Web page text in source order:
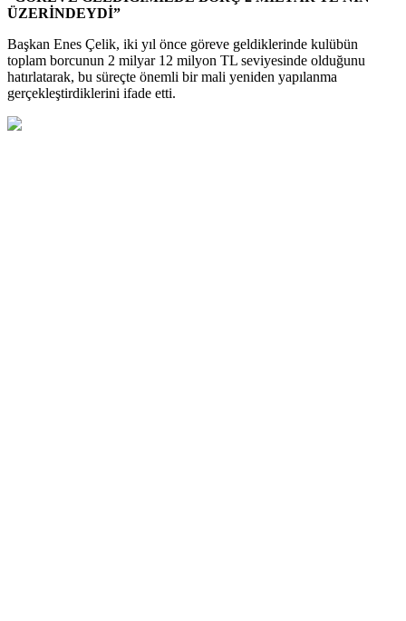
ÜZERİNDEYDİ”
Başkan Enes Çelik, iki yıl önce göreve geldiklerinde kulübün
toplam borcunun 2 milyar 12 milyon TL seviyesinde olduğunu
hatırlatarak, bu süreçte önemli bir mali yeniden yapılanma
gerçekleştirdiklerini ifade etti.